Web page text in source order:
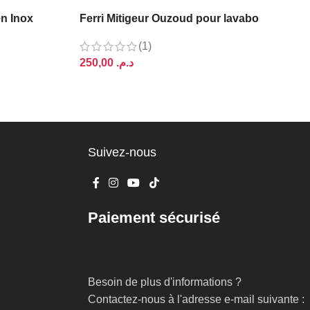
Inox
Ferri Mitigeur Ouzoud pour lavabo
(1)
د.م.
Suivez-nous
Paiement sécurisé
Besoin de plus d'informations ?
Contactez-nous à l'adresse e-mail suivante :